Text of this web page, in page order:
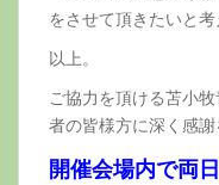
をさせて頂きたいと考
以上。
ご協力を頂ける苫小
者の皆様方に深く感謝
開催会場内で両